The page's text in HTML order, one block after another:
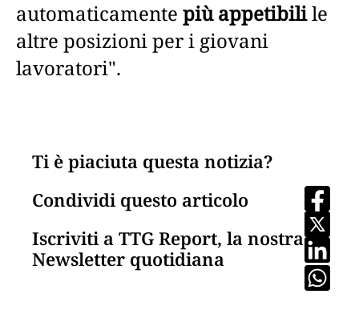
automaticamente più appetibilile
altre posizioni per i giovani
lavoratori".
Ti è piaciuta questa notizia?
Condividi questo articolo
Iscriviti a TTG Report, la nostra
Newsletter quotidiana